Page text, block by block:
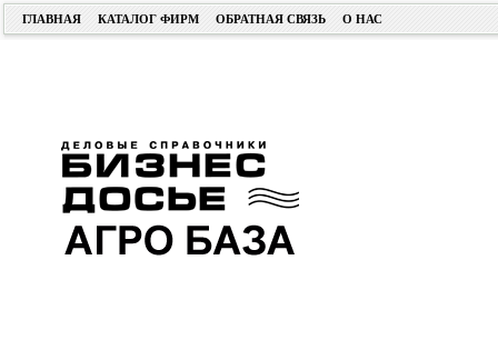
ГЛАВНАЯ КАТАЛОГ ФИРМ ОБРАТНАЯ СВЯЗЬ О НАС